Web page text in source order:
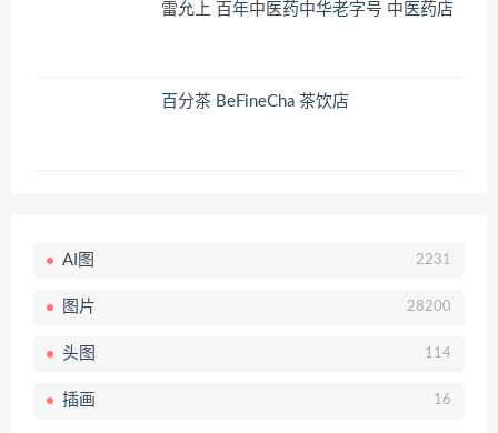
雷允上 百年中医药中华老字号 中医药店
百分茶 BeFineCha 茶饮店
AI图 2231
图片 28200
头图 114
插画 16